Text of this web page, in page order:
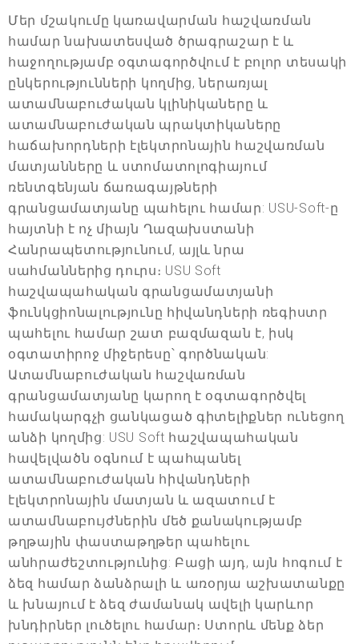
Մեր մշակումը կառավարման հաշվառման
համար նախատեսված ծրագրաշար է և
հաջողությամբ օգտագործվում է բոլոր տեսակի
ընկերությունների կողմից, ներառյալ
ատամնաբուժական կլինիկաները և
ատամնաբուժական պրակտիկաները
հաճախորդների էլեկտրոնային հաշվառման
մատյանները և ստոմատոլոգիայում
ռենտգենյան ճառագայթների
գրանցամատյանը պահելու համար: USU-Soft-ը
հայտնի է ոչ միայն Ղազախստանի
Հանրապետությունում, այլև նրա
սահմաններից դուրս։ USU Soft
հաշվապահական գրանցամատյանի
ֆունկցիոնալությունը հիվանդների ռեգիստր
պահելու համար շատ բազմազան է, իսկ
օգտատիրոջ միջերեսը՝ գործնական:
Ատամնաբուժական հաշվառման
գրանցամատյանը կարող է օգտագործվել
համակարգչի ցանկացած գիտելիքներ ունեցող
անձի կողմից: USU Soft հաշվապահական
հավելվածն օգնում է պահպանել
ատամնաբուժական հիվանդների
էլեկտրոնային մատյան և ազատում է
ատամնաբույժներին մեծ քանակությամբ
թղթային փաստաթղթեր պահելու
անհրաժեշտությունից: Բացի այդ, այն հոգում է
ձեզ համար ձանձրալի և առօրյա աշխատանքը
և խնայում է ձեզ ժամանակ ավելի կարևոր
խնդիրներ լուծելու համար։ Ստորև մենք ձեր